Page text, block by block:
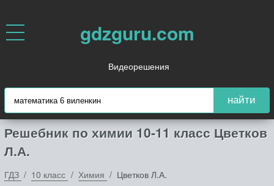
gdzguru.com
Видеорешения
найти
Решебник по химии 10‐11 класс Цветков
Л.А.
ГДЗ 10 класс Химия
Цветков Л.А.